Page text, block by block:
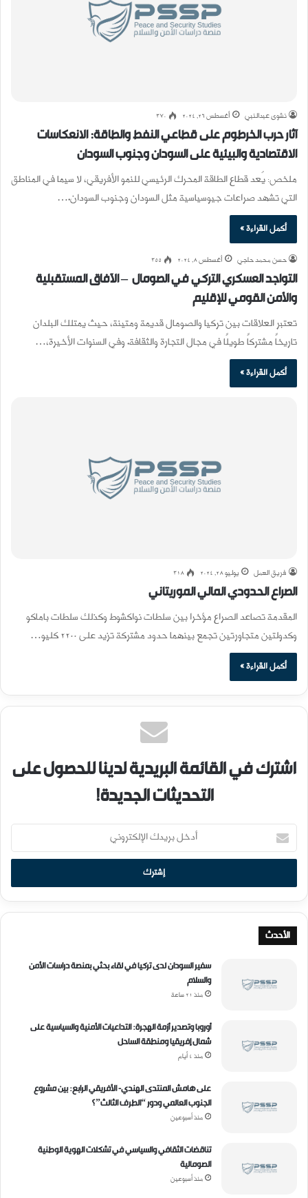
نشوى عبدالنبي أغسطس 26, 2024 370
آثار حرب الخرطوم على قطاعي النفط والطاقة: الانعكاسات
الاقتصادية والبيئية على السودان وجنوب السودان
ملخص: يُعد قطاع الطاقة المحرك الرئيسي للنمو الأفريقي، لا سيما في المناطق
التي تشهد صراعات جيوسياسية مثل السودان وجنوب السودان.…
أكمل القراءة »
حسن محمد حاجي أغسطس 8, 2024 355
التواجد العسكري التركي في الصومال – الآفاق المستقبلية
والأمن القومي للإقليم
تعتبر العلاقات بين تركيا والصومال قديمة ومتينة، حيث يمتلك البلدان
تاريخاً مشتركاً طويلًا في مجال التجارة والثقافة. وفي السنوات الأخيرة،…
أكمل القراءة »
فريق العمل يوليو 28, 2024 318
الصراع الحدودي المالي الموريتاني
المقدمة تصاعد الصراع مؤخرا بين سلطات نواكشوط وكذلك سلطات باماكو
وكدولتين متجاورتين تجمع بينهما حدود مشتركة تزيد على 2200 كليو…
أكمل القراءة »
اشترك في القائمة البريدية لدينا للحصول على
التحديثات الجديدة!
أ
د
خ
ب
ر
ي
د
ك
الأحدث
سفير السودان لدى تركيا في لقاء بحثي بمنصة دراسات الأمن
والسلام
منذ 21 ساعة
أوروبا وتصدير أزمة الهجرة: التداعيات الأمنية والسياسية على
شمال إفريقيا ومنطقة الساحل
منذ 4 أيام
على هامش المنتدى الهندي- الأفريقي الرابع: بين مشروع
الجنوب العالمي ودور “الطرف الثالث”؟
منذ أسبوعين
تناقضات الثقافي والسياسي في تشكلات الهوية الوطنية
الصومالية
منذ أسبوعين